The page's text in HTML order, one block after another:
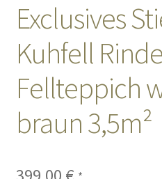
Vertrag widerrufen
Exclusives
Kuhfell
Fellteppich
braun 3,5m²